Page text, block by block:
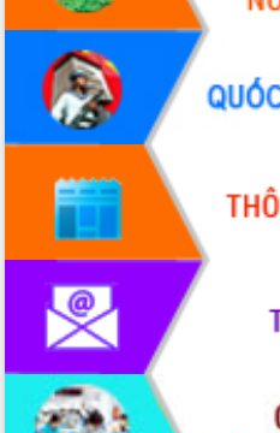
nhanh tiến độ các dự án trọng điểm
trong Khu kinh tế Nam Phú Yên
Hòn Yến phát triển du lịch gắn với bảo
tồn biển
Lấy ý kiến điều chỉnh Quy hoạch tỉnh
Đắk Lắk thời kỳ 2021-2030, tầm nhìn
Phát động chiến dịch 30 ngày đêm
giải phóng mặt bằng Tuyến đường bộ
ven biển
Đắk Lắk nỗ lực thúc đẩy tăng trưởng
kinh tế từ 10% trở lên trong Quý
II/2026
Đắk Lắk ký kết thỏa thuận hợp tác về
chuyển đổi số giai đoạn 2026 – 2030
với Tập đoàn Bưu chính Viễn thông
Việt Nam